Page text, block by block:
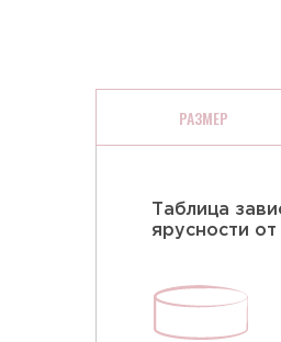
РАЗМЕР
Таблица
ярусности от